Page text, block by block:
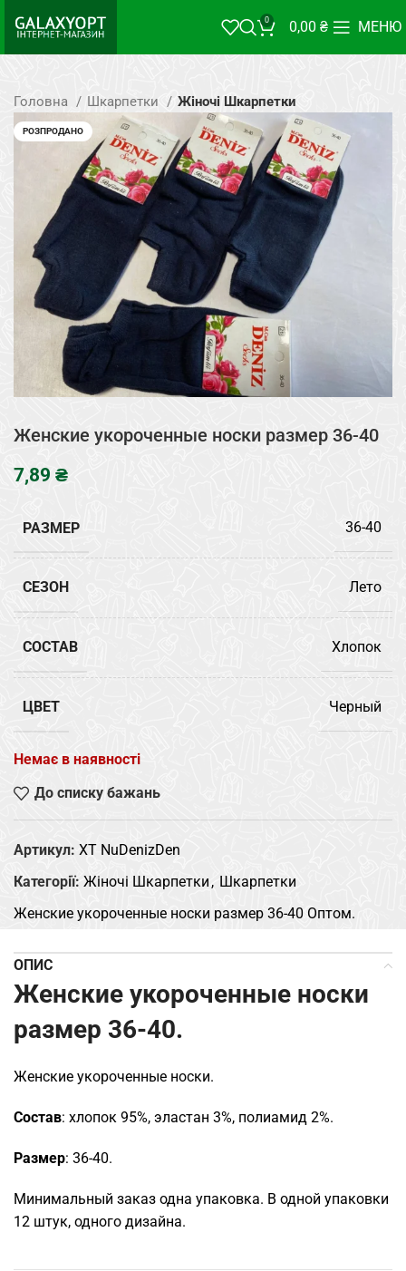
0 0,00 ₴ МЕНЮ
Головна Шкарпетки Жіночі Шкарпетки
РОЗПРОДАНО
Женские укороченные носки размер 36-40
₴
РАЗМЕР 36-40
СЕЗОН Лето
СОСТАВ Хлопок
ЦВЕТ Черный
Немає в наявності
До списку бажань
Артикул: XT NuDenizDen
Категорії: Жіночі Шкарпетки , Шкарпетки
Женские укороченные носки размер 36-40 Оптом.
ОПИС
Женские укороченные носки
размер 36-40.
Женские укороченные носки.
Состав: хлопок 95%, эластан 3%, полиамид 2%.
Размер: 36-40.
Минимальный заказ одна упаковка. В одной упаковки
12 штук, одного дизайна.